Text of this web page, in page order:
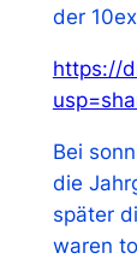
der
https://
Bei
die
später
waren